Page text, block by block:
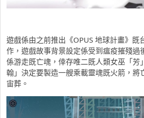
遊戲係由之前推出《OPUS 地球計畫》既
作，遊戲故事背景設定係受到瘟疫摧殘過
係游走既亡魂，倖存唯二既人類女巫「芳
翰」決定要製造一艘乘載靈魂既火箭，將
宙葬。